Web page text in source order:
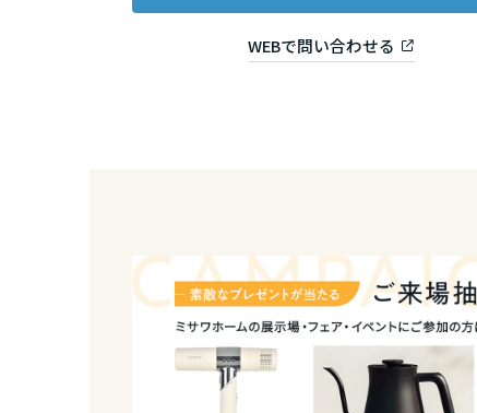
WEBで問い合わせる
徳島県
高知県
九州エリア
福岡県